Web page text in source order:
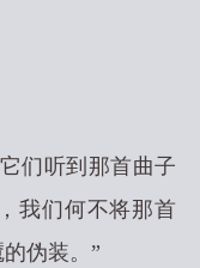
们听到那首曲子
我们何不将那首
伪装。”